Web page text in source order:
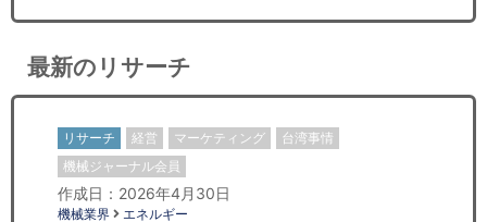
最新のリサーチ
リサーチ 経営 マーケティング
台湾事情
機械ジャーナル会員
作成日：2026年4月30日
機械業界 エネルギー